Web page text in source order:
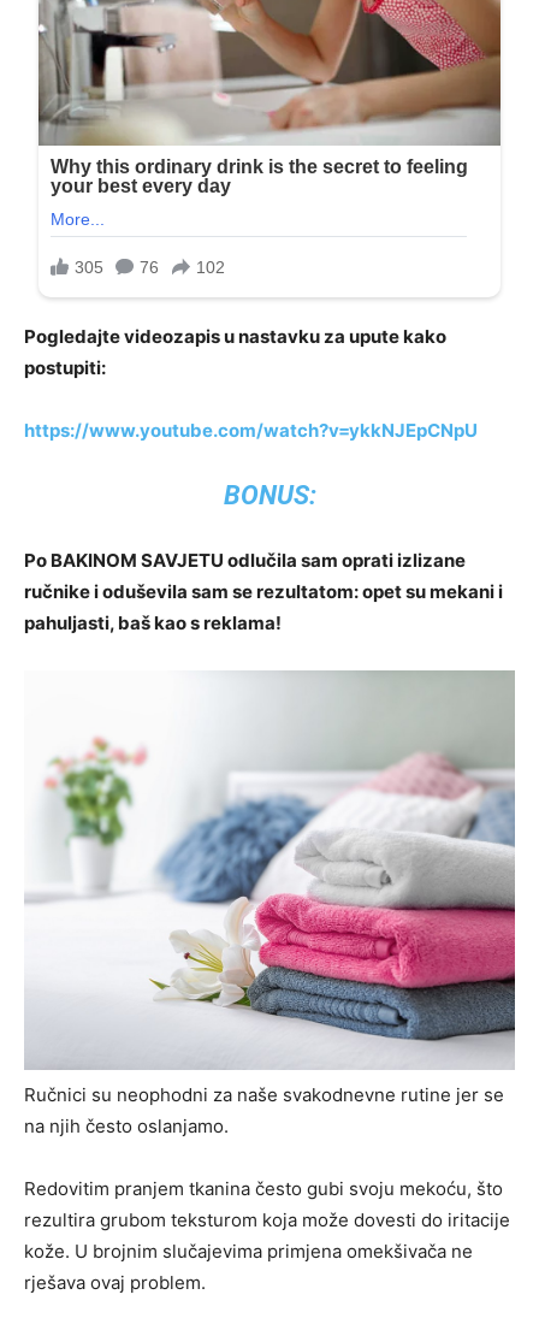
Pogledajte videozapis u nastavku za upute kako
postupiti:
https://www.youtube.com/watch?v=ykkNJEpCNpU
BONUS:
Po BAKINOM SAVJETU odlučila sam oprati izlizane
ručnike i oduševila sam se rezultatom: opet su mekani i
pahuljasti, baš kao s reklama!
Ručnici su neophodni za naše svakodnevne rutine jer se
na njih često oslanjamo.
Redovitim pranjem tkanina često gubi svoju mekoću, što
rezultira grubom teksturom koja može dovesti do iritacije
kože. U brojnim slučajevima primjena omekšivača ne
rješava ovaj problem.